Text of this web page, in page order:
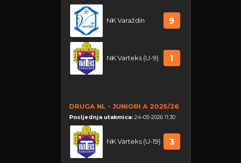
NK Varaždin 9
NK Varteks (U-9) 1
DRUGA NL - JUNIORI A 2025/26
Posljednja utakmica: 24-05-2026 11:30
NK Varteks (U-19) 3